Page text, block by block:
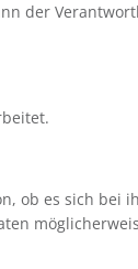
der
ob es sich bei